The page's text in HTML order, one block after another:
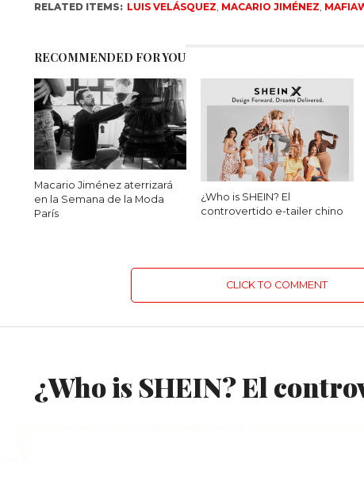
RELATED ITEMS: LUIS VELÁSQUEZ, MACARIO JIMÉNEZ,
RECOMMENDED FOR YOU
Macario Jiménez aterrizará
en la Semana de la Moda
París
¿Who is SHEIN? El
controvertido e-tailer chino
CLICK TO COMMENT
¿Who is SHEIN? El